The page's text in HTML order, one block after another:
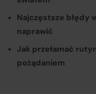
Najczęstsze błędy
naprawić
Jak przełamać
pożądaniem